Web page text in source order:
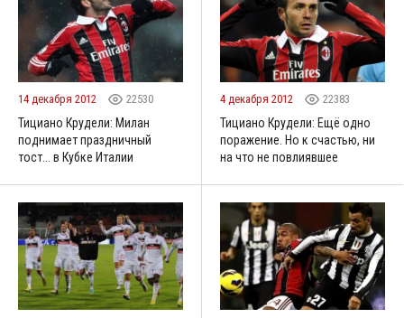
14 декабря 2012 22530
Тициано Крудели: Милан
поднимает праздничный
тост... в Кубке Италии
4 декабря 2012 22383
Тициано Крудели: Ещё одно
поражение. Но к счастью, ни
на что не повлиявшее